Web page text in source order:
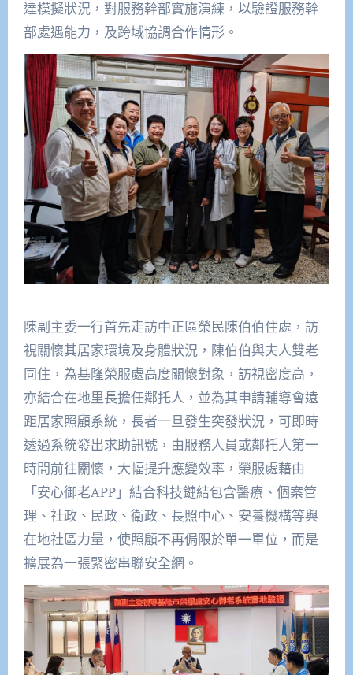
達模擬狀況，對服務幹部實施演練，以驗證服務幹
部處遇能力，及跨域協調合作情形。
陳副主委一行首先走訪中正區榮民陳伯伯住處，訪
視關懷其居家環境及身體狀況，陳伯伯與夫人雙老
同住，為基隆榮服處高度關懷對象，訪視密度高，
亦結合在地里長擔任鄰托人，並為其申請輔導會遠
距居家照顧系統，長者一旦發生突發狀況，可即時
透過系統發出求助訊號，由服務人員或鄰托人第一
時間前往關懷，大幅提升應變效率，榮服處藉由
「安心御老APP」結合科技鏈結包含醫療、個案管
理、社政、民政、衛政、長照中心、安養機構等與
在地社區力量，使照顧不再侷限於單一單位，而是
擴展為一張緊密串聯安全網。